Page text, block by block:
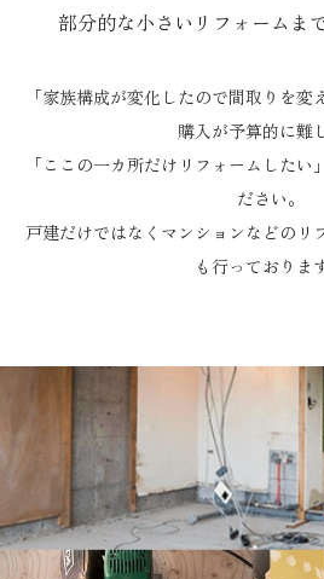
部分的な小さいリフォームま
「家族構成が変化したので間取りを
購入が予算的に難
「ここの一カ所だけリフォームしたい
ださい。
戸建だけではなくマンションなどのリ
も行っておりま